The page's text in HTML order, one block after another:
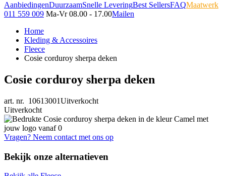
AanbiedingenDuurzaamSnelle LeveringBest SellersFAQMaatwerk
011 559 009 Ma-Vr 08.00 - 17.00Mailen
Home
Kleding & Accessoires
Fleece
Cosie corduroy sherpa deken
Cosie corduroy sherpa deken
art. nr. 10613001Uitverkocht
Uitverkocht
Vragen? Neem contact met ons op
Bekijk onze alternatieven